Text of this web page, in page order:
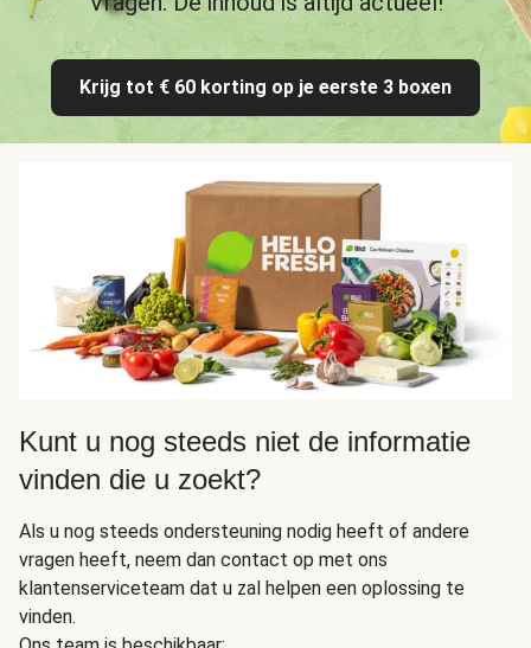
Krijg tot € 60 korting op je eerste 3 boxen
Kunt u nog steeds niet de informatie
vinden die u zoekt?
Als u nog steeds ondersteuning nodig heeft of andere
vragen heeft, neem dan contact op met ons
klantenserviceteam dat u zal helpen een oplossing te
vinden.